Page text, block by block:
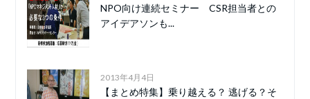
NPO向け連続セミナー CSR担当者との
アイデアソンも...
2013年4月4日
【まとめ特集】乗り越える？ 逃げる？そ